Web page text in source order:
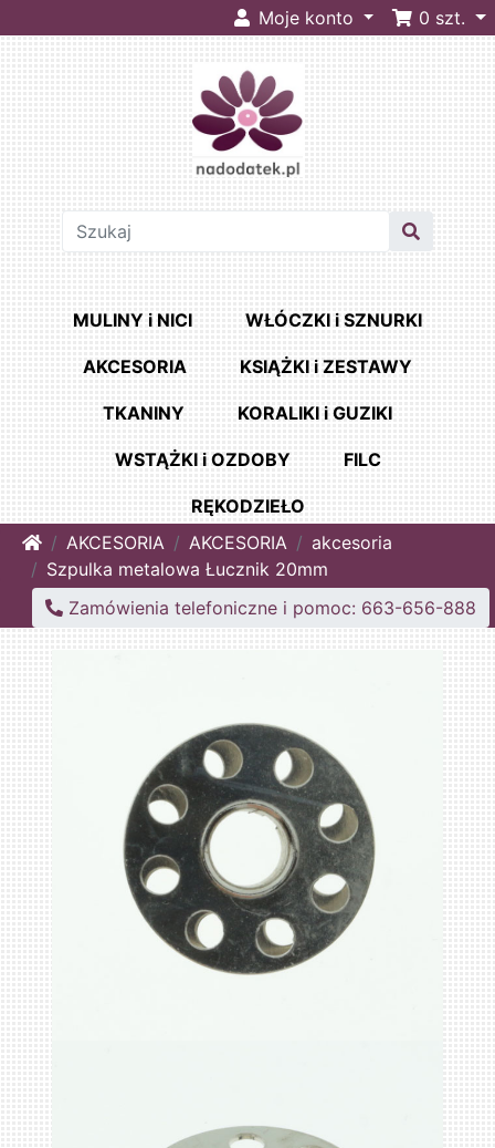
Moje konto 0 szt.
MULINY i NICI WŁÓCZKI i SZNURKI
AKCESORIA KSIĄŻKI i ZESTAWY
TKANINY KORALIKI i GUZIKI
WSTĄŻKI i OZDOBY FILC
RĘKODZIEŁO
HomeAKCESORIA AKCESORIA
akcesoria
Szpulka metalowa Łucznik 20mm
Zamówienia telefoniczne i pomoc: 663-656-888